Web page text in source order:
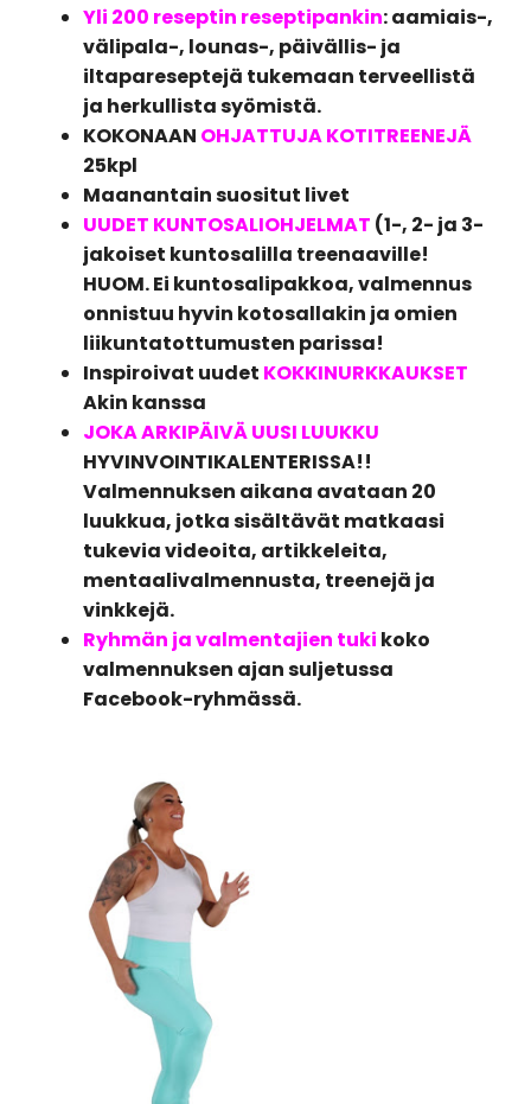
Yli 200 reseptin reseptipankin: aamiais-,
välipala-, lounas-, päivällis- ja
iltapareseptejä tukemaan terveellistä
ja herkullista syömistä.
KOKONAAN OHJATTUJA KOTITREENEJÄ
25kpl
Maanantain suositut livet
UUDET KUNTOSALIOHJELMAT (1-, 2- ja 3-
jakoiset kuntosalilla treenaaville!
HUOM. Ei kuntosalipakkoa, valmennus
onnistuu hyvin kotosallakin ja omien
liikuntatottumusten parissa!
Inspiroivat uudet KOKKINURKKAUKSET
Akin kanssa
JOKA ARKIPÄIVÄ UUSI LUUKKU
HYVINVOINTIKALENTERISSA!!
Valmennuksen aikana avataan 20
luukkua, jotka sisältävät matkaasi
tukevia videoita, artikkeleita,
mentaalivalmennusta, treenejä ja
vinkkejä.
Ryhmän ja valmentajien tuki koko
valmennuksen ajan suljetussa
Facebook-ryhmässä.